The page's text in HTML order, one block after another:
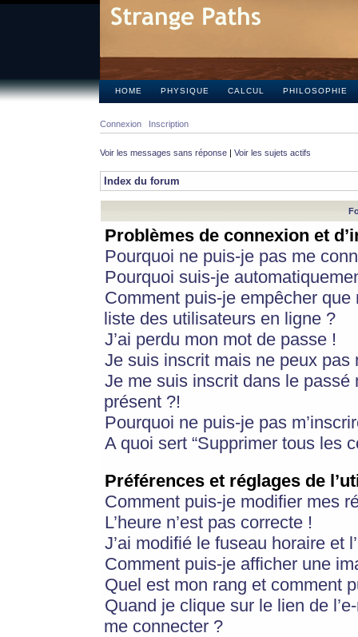
HOME PHYSIQUE CALCUL PHILOSOPHIE
Connexion Inscription
Voir les messages sans réponse | Voir les sujets actifs
Index du forum
Problèmes de connexion et
Pourquoi ne puis-je pas me
Pourquoi suis-je
Comment puis-je empêcher
liste des utilisateurs en ligne ?
J’ai perdu mon mot de passe !
Je suis inscrit mais ne peux pas
Je me suis inscrit dans le
présent ?!
Pourquoi ne puis-je pas
A quoi sert “Supprimer tous les
Préférences et réglages de
Comment puis-je modifier mes
L’heure n’est pas correcte !
J’ai modifié le fuseau horaire et
Comment puis-je afficher une
Quel est mon rang et comment
Quand je clique sur le lien de
me connecter ?